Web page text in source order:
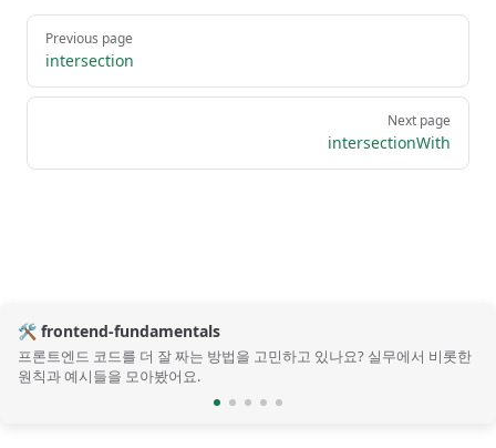
Pager
Previous page
intersection
Next page
intersectionWith
🛠️ frontend-fundamentals
프론트엔드 코드를 더 잘 짜는 방법을 고민하고 있나요? 실무에서 비롯한
원칙과 예시들을 모아봤어요.